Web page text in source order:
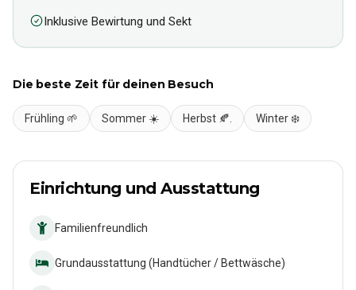
Inklusive Bewirtung und Sekt
Die beste Zeit für deinen Besuch
Frühling 🌱 Sommer ☀️ Herbst 🍂. Winter ❄️
Einrichtung und Ausstattung
Familienfreundlich
Grundausstattung (Handtücher / Bettwäsche)